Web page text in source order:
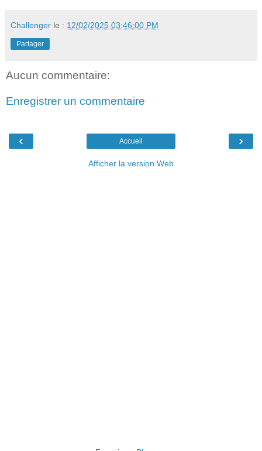
Challenger le : 12/02/2025 03:46:00 PM
Partager
Aucun commentaire:
Enregistrer un commentaire
‹ ›
Accueil
Afficher la version Web